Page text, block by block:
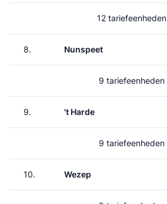
12 tariefeenheden
8. Nunspeet
9 tariefeenheden
9. 't Harde
9 tariefeenheden
10. Wezep